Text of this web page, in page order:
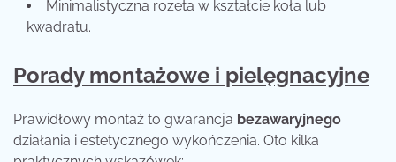
Minimalistyczna rozeta w kształcie koła lub
kwadratu.
Porady montażowe i pielęgnacyjne
Prawidłowy montaż to gwarancja bezawaryjnego
działania i estetycznego wykończenia. Oto kilka